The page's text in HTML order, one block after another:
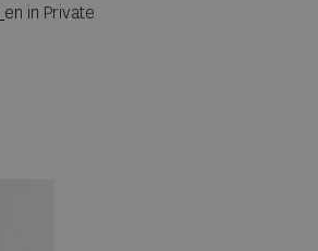
en in Private